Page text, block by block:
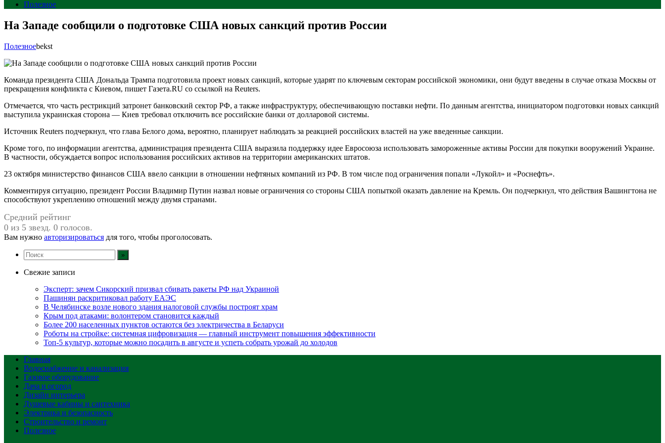
Полезное
На Западе сообщили о подготовке США новых санкций против России
Полезноеbekst
Команда президента США Дональда Трампа подготовила проект новых санкций, которые ударят по ключевым секторам российской экономики, они будут введены в случае отказа Москвы от
прекращения конфликта с Киевом, пишет Газета.RU со ссылкой на Reuters.
Отмечается, что часть рестрикций затронет банковский сектор РФ, а также инфраструктуру, обеспечивающую поставки нефти. По данным агентства, инициатором подготовки новых санкций
выступила украинская сторона — Киев требовал отключить все российские банки от долларовой системы.
Источник Reuters подчеркнул, что глава Белого дома, вероятно, планирует наблюдать за реакцией российских властей на уже введенные санкции.
Кроме того, по информации агентства, администрация президента США выразила поддержку идее Евросоюза использовать замороженные активы России для покупки вооружений Украине.
В частности, обсуждается вопрос использования российских активов на территории американских штатов.
23 октября министерство финансов США ввело санкции в отношении нефтяных компаний из РФ. В том числе под ограничения попали «Лукойл» и «Роснефть».
Комментируя ситуацию, президент России Владимир Путин назвал новые ограничения со стороны США попыткой оказать давление на Кремль. Он подчеркнул, что действия Вашингтона не
способствуют укреплению отношений между двумя странами.
Средний рейтинг
0 из 5 звезд. 0 голосов.
Вам нужно авторизироваться для того, чтобы проголосовать.
Свежие записи
Эксперт: зачем Сикорский призвал сбивать ракеты РФ над Украиной
Пашинян раскритиковал работу ЕАЭС
В Челябинске возле нового здания налоговой службы построят храм
Крым под атаками: волонтером становится каждый
Более 200 населенных пунктов остаются без электричества в Беларуси
Роботы на стройке: системная цифровизация — главный инструмент повышения эффективности
Топ-5 культур, которые можно посадить в августе и успеть собрать урожай до холодов
Главная
Водоснабжение и канализация
Газовое оборудование
Дача и огород
Дизайн интерьера
Душевые кабины и сантехника
Электрика и безопасность
Строительство и ремонт
Полезное